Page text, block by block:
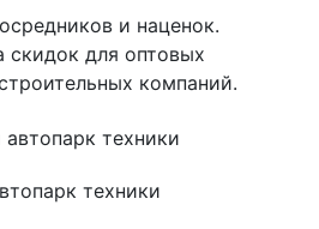
и наценок.
скидок для оптовых
компаний.
техники